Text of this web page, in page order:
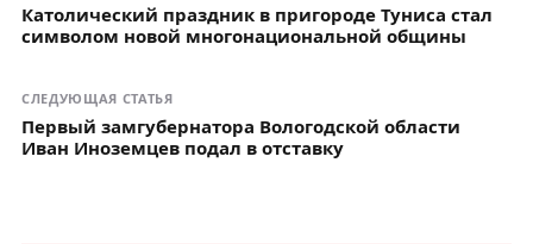
Католический праздник в пригороде Туниса стал
символом новой многонациональной общины
СЛЕДУЮЩАЯ СТАТЬЯ
Первый замгубернатора Вологодской области
Иван Иноземцев подал в отставку